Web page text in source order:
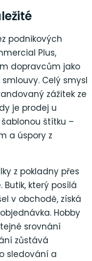
podnikových
Plus,
dopravcům jako
Celý smysl
zážitek ze
je prodej u
štítku –
a úspory z
z pokladny přes
který posílá
v obchodě, získá
Hobby
srovnání
zůstává
sledování a